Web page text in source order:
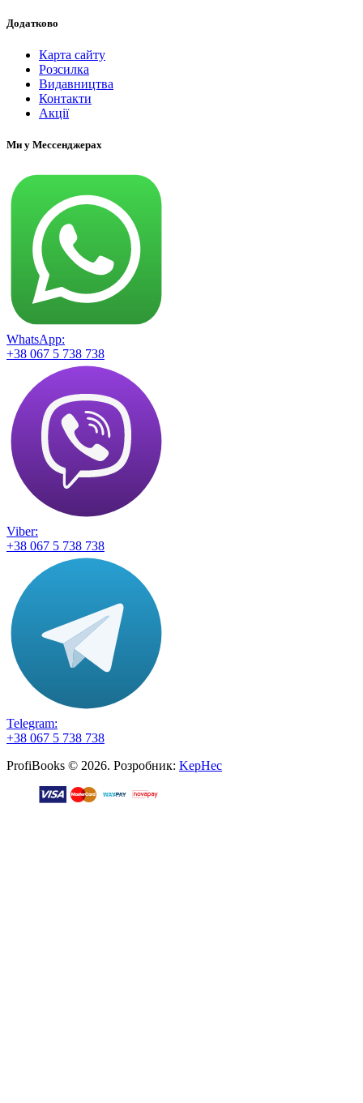
Додатково
Карта сайту
Розсилка
Видавництва
Контакти
Акції
Ми у Мессенджерах
WhatsApp:
+38 067 5 738 738
Viber:
+38 067 5 738 738
Telegram:
+38 067 5 738 738
ProfiBooks © 2026. Розробник: KepHec